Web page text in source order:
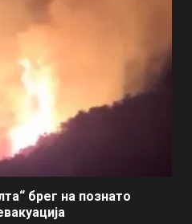
брег на познато